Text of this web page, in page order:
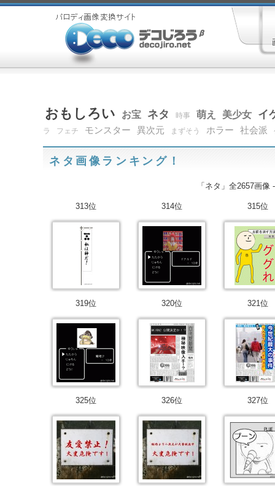
おもしろい お宝 ネタ 時事 萌え 美少女 イ
ラ フェチ モンスター 異次元 まずそう ホラー 社会派
ネタ画像ランキング！
「ネタ」全2657画像
313位 314位 315位
319位 320位 321位
325位 326位 327位